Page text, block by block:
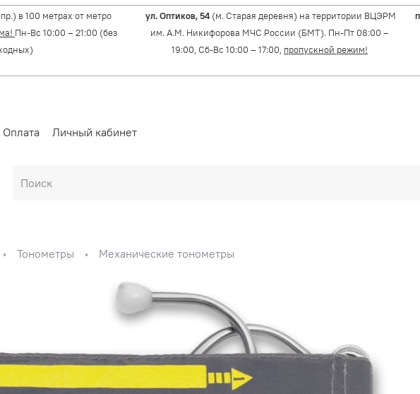
в 100 метрах от метро
Пн-Вс 10:00 – 21:00 (без
ул. Оптиков, 54 (м. Старая деревня) на территории ВЦЭРМ
им. А.М. Никифорова МЧС России (БМТ). Пн-Пт 08:00 –
19:00, Сб-Вс 10:00 – 17:00, пропускной режим!
Оплата Личный кабинет
Тонометры Механические тонометры